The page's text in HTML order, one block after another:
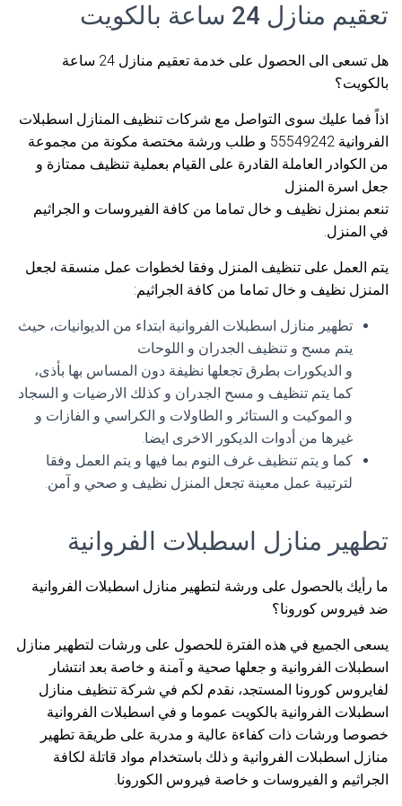
تعقيم منازل 24 ساعة بالكويت
هل تسعى الى الحصول على خدمة تعقيم منازل 24 ساعة
بالكويت؟
اذاً فما عليك سوى التواصل مع شركات تنظيف المنازل اسطبلات
الفروانية 55549242 و طلب ورشة مختصة مكونة من مجموعة
من الكوادر العاملة القادرة على القيام بعملية تنظيف ممتازة و
جعل اسرة المنزل
تنعم بمنزل نظيف و خال تماما من كافة الفيروسات و الجراثيم
في المنزل.
يتم العمل على تنظيف المنزل وفقا لخطوات عمل منسقة لجعل
المنزل نظيف و خال تماما من كافة الجراثيم:
تطهير منازل اسطبلات الفروانية ابتداء من الديوانيات، حيث
يتم مسح و تنظيف الجدران و اللوحات
و الديكورات بطرق تجعلها نظيفة دون المساس بها بأذى،
كما يتم تنظيف و مسح الجدران و كذلك الارضيات و السجاد
و الموكيت و الستائر و الطاولات و الكراسي و الفازات و
غيرها من أدوات الديكور الاخرى ايضا.
كما و يتم تنظيف غرف النوم بما فيها و يتم العمل وفقا
لترتيبة عمل معينة تجعل المنزل نظيف و صحي و آمن.
تطهير منازل اسطبلات الفروانية
ما رأيك بالحصول على ورشة لتطهير منازل اسطبلات الفروانية
ضد فيروس كورونا؟
يسعى الجميع في هذه الفترة للحصول على ورشات لتطهير منازل
اسطبلات الفروانية و جعلها صحية و آمنة و خاصة بعد انتشار
لفايروس كورونا المستجد، نقدم لكم في شركة تنظيف منازل
اسطبلات الفروانية بالكويت عموما و في اسطبلات الفروانية
خصوصا ورشات ذات كفاءة عالية و مدربة على طريقة تطهير
منازل اسطبلات الفروانية و ذلك باستخدام مواد قاتلة لكافة
الجراثيم و الفيروسات و خاصة فيروس الكورونا.